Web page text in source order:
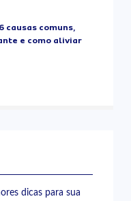
causas comuns,
e como aliviar
dicas para sua